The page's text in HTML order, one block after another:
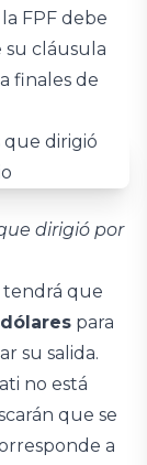
FPF debe
su cláusula
finales de
dirigió por
tendrá que
para
su salida.
no está
que se
a